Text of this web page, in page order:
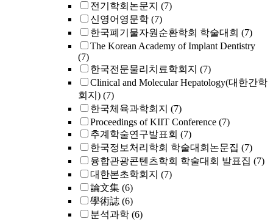
전기학회논문지 (7)
신영어영문학 (7)
한국폐기물자원순환학회 학술대회 (7)
The Korean Academy of Implant Dentistry
(7)
한국전문물리치료학회지 (7)
Clinical and Molecular Hepatology(대한간학
회지) (7)
한국체육과학회지 (7)
Proceedings of KIIT Conference (7)
추계학술연구발표회 (7)
한국정보처리학회 학술대회논문집 (7)
융합관광콘텐츠학회 학술대회 발표집 (7)
대한본초학회지 (7)
論文集 (6)
學術誌 (6)
분석과학 (6)